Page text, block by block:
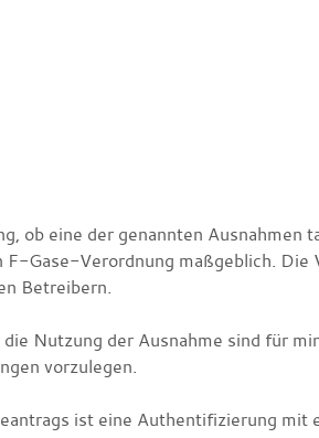
ob eine der genannten
F-Gase-Verordnung maßgeblich.
Betreibern.
Nutzung der Ausnahme sind für
vorzulegen.
ist eine Authentifizierung mit